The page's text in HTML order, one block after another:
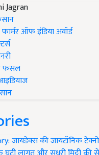
Jagran
ऑफ इंडिया अवॉर्ड
फसल